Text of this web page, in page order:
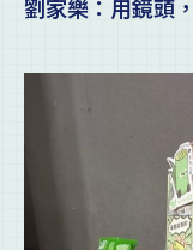
劉家樂：用鏡頭